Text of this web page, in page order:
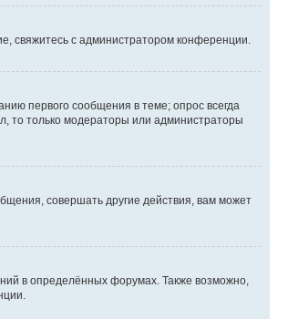
свяжитесь с администратором конференции.
первого сообщения в теме; опрос всегда
то только модераторы или администраторы
совершать другие действия, вам может
в определённых форумах. Также возможно,